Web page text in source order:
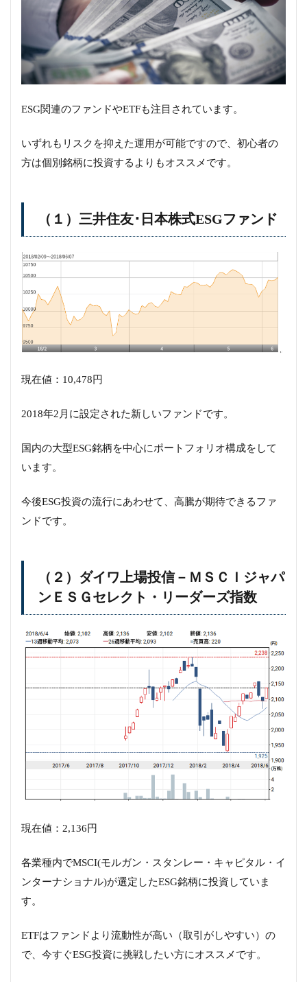
ESG関連のファンドやETFも注目されています。
いずれもリスクを抑えた運用が可能ですので、初心者の
方は個別銘柄に投資するよりもオススメです。
（１）三井住友･日本株式ESGファンド
現在値：10,478円
2018年2月に設定された新しいファンドです。
国内の大型ESG銘柄を中心にポートフォリオ構成をして
います。
今後ESG投資の流行にあわせて、高騰が期待できるファ
ンドです。
（２）ダイワ上場投信－ＭＳＣＩジャパ
ンＥＳＧセレクト・リーダーズ指数
現在値：2,136円
各業種内でMSCI(モルガン・スタンレー・キャピタル・イ
ンターナショナル)が選定したESG銘柄に投資していま
す。
ETFはファンドより流動性が高い（取引がしやすい）の
で、今すぐESG投資に挑戦したい方にオススメです。